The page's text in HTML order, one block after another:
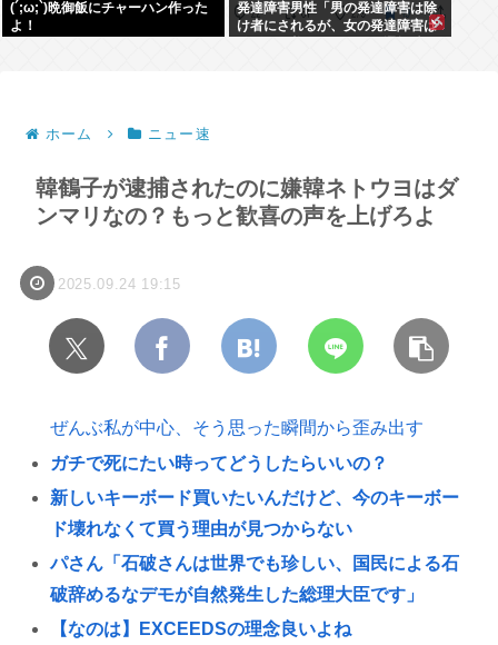
(´;ω;`)晩御飯にチャーハン作った
よ！
発達障害男性「男の発達障害は除
け者にされるが、女の発達障害は
ホーム ニュー速
韓鶴子が逮捕されたのに嫌韓ネトウヨはダ
ンマリなの？もっと歓喜の声を上げろよ
2025.09.24 19:15
ぜんぶ私が中心、そう思った瞬間から歪み出す
ガチで死にたい時ってどうしたらいいの？
新しいキーボード買いたいんだけど、今のキーボー
ド壊れなくて買う理由が見つからない
パさん「石破さんは世界でも珍しい、国民による石
破辞めるなデモが自然発生した総理大臣です」
【なのは】EXCEEDSの理念良いよね